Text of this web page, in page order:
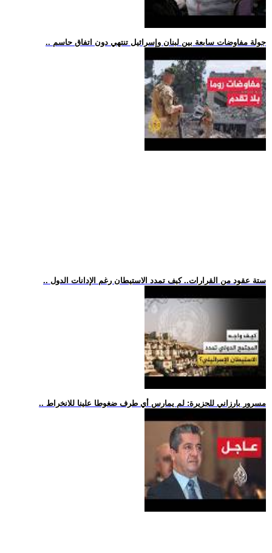
.. جولة مفاوضات سابعة بين لبنان وإسرائيل تنتهي دون اتفاق حاسم
.. ستة عقود من القرارات.. كيف تمدد الاستيطان رغم الإدانات الدول
.. مسرور بارزاني للجزيرة: لم يمارس أي طرف ضغوطا علينا للانخراط